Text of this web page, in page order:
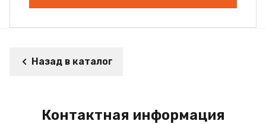
Назад в каталог
Контактная информация